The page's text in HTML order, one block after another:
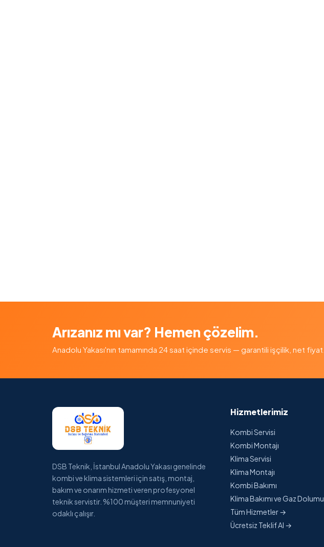
Arızanız mı var? Hemen çözelim.
Anadolu Yakası'nın tamamında 24 saat içinde servis — garantili işçilik, net fiyat.
DSB Teknik, İstanbul Anadolu Yakası genelinde
kombi ve klima sistemleri için satış, montaj,
bakım ve onarım hizmeti veren profesyonel
teknik servistir. %100 müşteri memnuniyeti
odaklı çalışır.
Hizmetlerimiz
Kombi Servisi
Kombi Montajı
Klima Servisi
Klima Montajı
Kombi Bakımı
Klima Bakımı ve Gaz Dolumu
Tüm Hizmetler →
Ücretsiz Teklif Al →